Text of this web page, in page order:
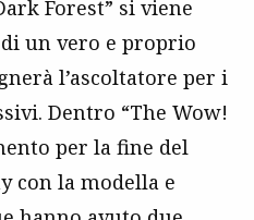
Forest” si viene
un vero e proprio
l’ascoltatore per i
Dentro “The Wow!
per la fine del
con la modella e